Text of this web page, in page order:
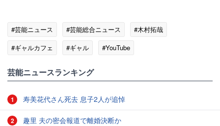
#芸能ニュース #芸能総合ニュース
#木村拓哉
#ギャルカフェ
#ギャル
#YouTube
芸能ニュースランキング
1 寿美花代さん死去 息子2人が追悼
2 趣里 夫の密会報道で離婚決断か